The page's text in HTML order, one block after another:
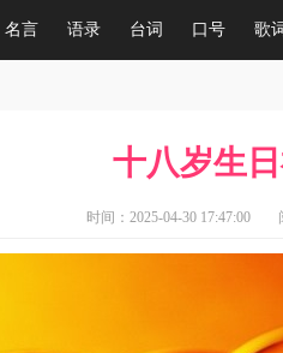
名言 语录 台词 口号 歌词
十八岁生
时间：2025-04-30 17:47:00